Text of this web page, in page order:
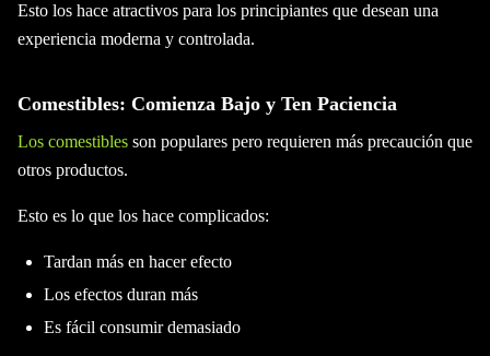
Esto los hace atractivos para los principiantes que desean una
experiencia moderna y controlada.
Comestibles: Comienza Bajo y Ten Paciencia
Los comestibles son populares pero requieren más precaución que
otros productos.
Esto es lo que los hace complicados:
Tardan más en hacer efecto
Los efectos duran más
Es fácil consumir demasiado